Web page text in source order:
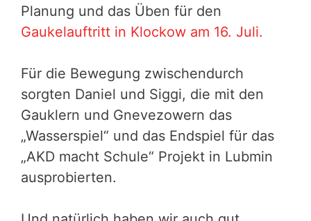
Planung und das Üben für den
Gaukelauftritt in Klockow am 16. Juli.
Für die Bewegung zwischendurch
sorgten Daniel und Siggi, die mit den
Gauklern und Gnevezowern das
„Wasserspiel“ und das Endspiel für das
„AKD macht Schule“ Projekt in Lubmin
ausprobierten.